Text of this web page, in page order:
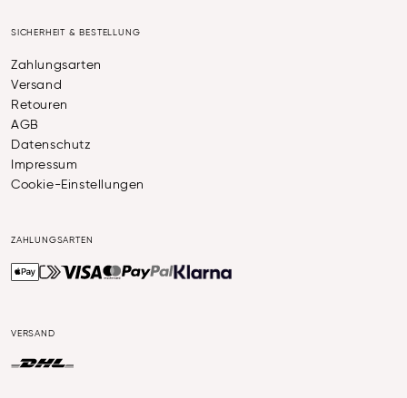
SICHERHEIT & BESTELLUNG
Zahlungsarten
Versand
Retouren
AGB
Datenschutz
Impressum
Cookie-Einstellungen
ZAHLUNGSARTEN
VERSAND